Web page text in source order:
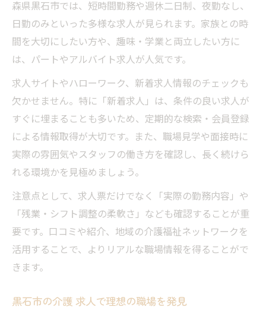
森県黒石市では、短時間勤務や週休二日制、夜勤なし、
日勤のみといった多様な求人が見られます。家族との時
間を大切にしたい方や、趣味・学業と両立したい方に
は、パートやアルバイト求人が人気です。
求人サイトやハローワーク、新着求人情報のチェックも
欠かせません。特に「新着求人」は、条件の良い求人が
すぐに埋まることも多いため、定期的な検索・会員登録
による情報取得が大切です。また、職場見学や面接時に
実際の雰囲気やスタッフの働き方を確認し、長く続けら
れる環境かを見極めましょう。
注意点として、求人票だけでなく「実際の勤務内容」や
「残業・シフト調整の柔軟さ」なども確認することが重
要です。口コミや紹介、地域の介護福祉ネットワークを
活用することで、よりリアルな職場情報を得ることがで
きます。
黒石市の介護 求人で理想の職場を発見